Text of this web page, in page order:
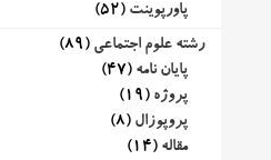
پاورپوینت (52)
رشته علوم اجتماعی (89)
پایان نامه (47)
پروژه (19)
پروپوزال (8)
مقاله (14)